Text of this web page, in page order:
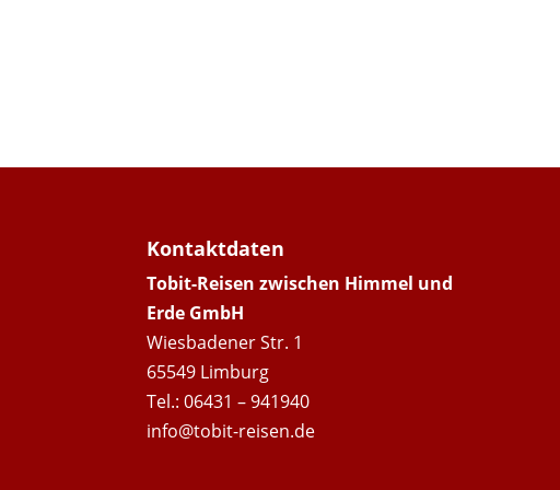
Kontaktdaten
Tobit-Reisen zwischen Himmel und
Erde GmbH
Wiesbadener Str. 1
65549 Limburg
Tel.: 06431 – 941940
info@tobit-reisen.de